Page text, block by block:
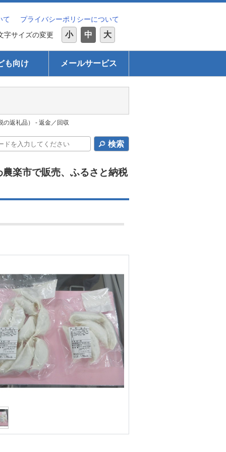
て
プライバシーポリシーについて
字サイズの変更
小 中 大
も向け メールサービス
の返礼品） - 返金／回収
検索
楽市で販売、ふるさと納税